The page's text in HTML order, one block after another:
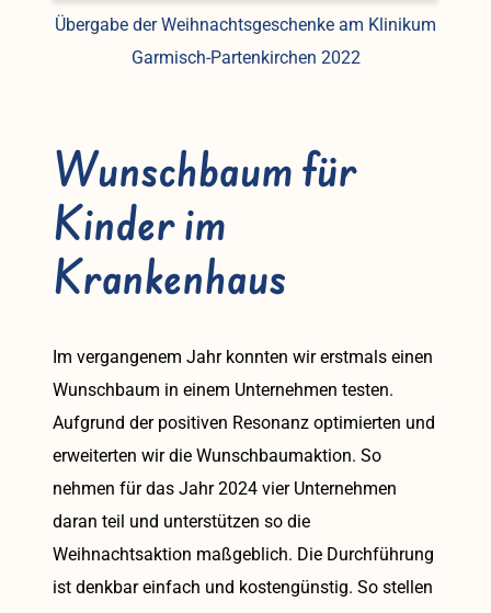
Übergabe der Weihnachtsgeschenke am Klinikum
Garmisch-Partenkirchen 2022
Wunschbaum für
Kinder im
Krankenhaus
Im vergangenem Jahr konnten wir erstmals einen
Wunschbaum in einem Unternehmen testen.
Aufgrund der positiven Resonanz optimierten und
erweiterten wir die Wunschbaumaktion. So
nehmen für das Jahr 2024 vier Unternehmen
daran teil und unterstützen so die
Weihnachtsaktion maßgeblich. Die Durchführung
ist denkbar einfach und kostengünstig. So stellen